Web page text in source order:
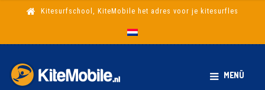
Kitesurfschool, KiteMobile het adres voor je kitesurfles
MENÜ